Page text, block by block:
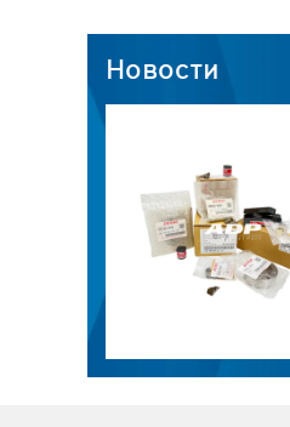
Новости